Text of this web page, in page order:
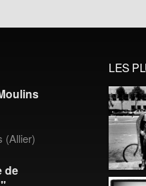
(Allier)
de
LES